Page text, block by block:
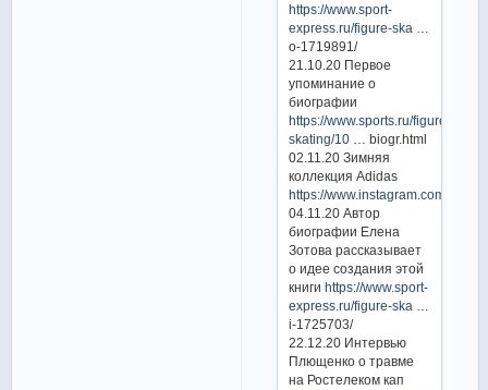
https://www.sport-
express.ru/figure-ska
o-1719891/
21.10.20 Первое
упоминание о
биографии
https://www.sports.ru/figure-
skating/10 … biogr.html
02.11.20 Зимняя
коллекция Adidas
https://www.instagram.com/p/
04.11.20 Автор
биографии Елена
Зотова рассказывает
о идее создания этой
книги https://www.sport-
express.ru/figure-ska
i-1725703/
22.12.20 Интервью
Плющенко о травме
на Ростелеком кап